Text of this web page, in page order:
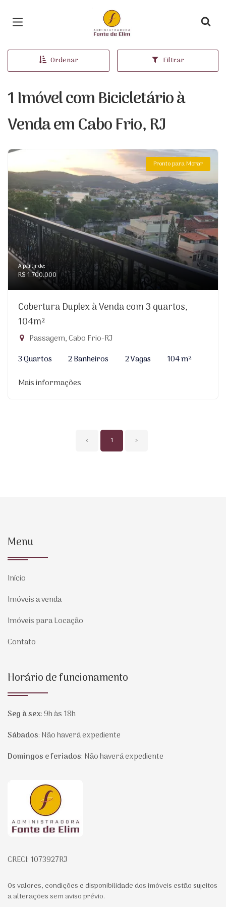
Página inicial
Ordenar Filtrar
1 Imóvel com Bicicletário à
Venda em Cabo Frio, RJ
Pronto para Morar
A partir de:
R$ 1.700.000
Cobertura Duplex à Venda com 3 quartos,
104m²
Passagem, Cabo Frio-RJ
3 Quartos
2 Banheiros 2 Vagas
104 m²
Mais informações
‹ 1 ›
Menu
Início
Imóveis a venda
Imóveis para Locação
Contato
Horário de funcionamento
Seg à sex:9h às 18h
Sábados: Não haverá expediente
Domingos e feriados: Não haverá expediente
Página inicial
CRECI: 1073927RJ
Os valores, condições e disponibilidade dos imóveis estão sujeitos
a alterações sem aviso prévio.